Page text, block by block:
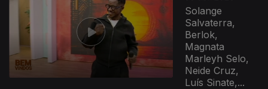
Solange
Salvaterra,
Berlok,
Magnata
Marleyh Selo,
Neide Cruz,
Luís Sinate,...